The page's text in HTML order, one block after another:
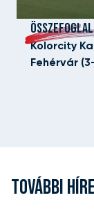
Kolorcity
Fehérvár
TOVÁBBI